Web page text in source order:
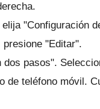
"Configuración
"Editar".
dos pasos".
de teléfono móvil.